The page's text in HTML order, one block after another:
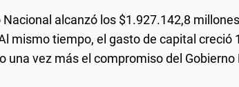
alcanzó los $1.927.142,8
mismo tiempo, el gasto de capital creció
una vez más el compromiso del Gobierno